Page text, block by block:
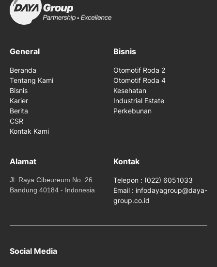
General
Beranda
Tentang Kami
Bisnis
Karier
Berita
CSR
Kontak Kami
Bisnis
Otomotif Roda 2
Otomotif Roda 4
Kesehatan
Industrial Estate
Perkebunan
Alamat
Jl. Raya Cibeureum No. 26
Bandung 40184 - Indonesia
Kontak
Telepon : (022) 6051033
Email : infodayagroup@daya-
group.co.id
Social Media